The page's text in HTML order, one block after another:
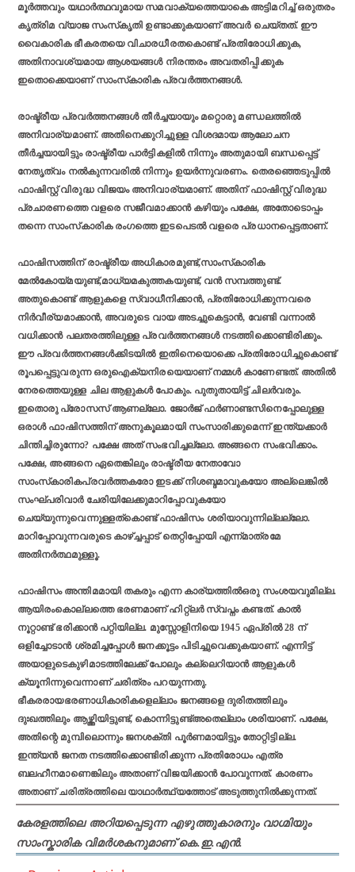
മൂര്‍ത്തവും യഥാര്‍ത്ഥവുമായ സമവാക്യത്തെയാകെ അട്ടിമറിച്ച് ഒരുതരം
കൃത്രിമ വ്യാജ സംസ്‌കൃതി ഉണ്ടാക്കുകയാണ് അവര്‍ ചെയ്തത്. ഈ
വൈകാരിക ഭീകരതയെ വിചാരധീരതകൊണ്ട് പ്രതിരോധിക്കുക,
അതിനാവശ്യമായ ആശയങ്ങള്‍ നിരന്തരം അവതരിപ്പിക്കുക
ഇതൊക്കെയാണ് സാംസ്‌കാരിക പ്രവര്‍ത്തനങ്ങള്‍.
രാഷ്ട്രീയ പ്രവര്‍ത്തനങ്ങള്‍ തീര്‍ച്ചയായും മറ്റൊരു മണ്ഡലത്തില്‍
അനിവാര്യമാണ്. അതിനെക്കുറിച്ചുള്ള വിശദമായ ആലോചന
തീര്‍ച്ചയായിട്ടും രാഷ്ട്രീയ പാര്‍ട്ടികളില്‍ നിന്നും അതുമായി ബന്ധപ്പെട്ട്
നേതൃത്വം നല്‍കുന്നവരില്‍ നിന്നും ഉയര്‍ന്നുവരണം. തെരഞ്ഞെടുപ്പില്‍
ഫാഷിസ്റ്റ് വിരുദ്ധ വിജയം അനിവാര്യമാണ്. അതിന് ഫാഷിസ്റ്റ് വിരുദ്ധ
പ്രചാരണത്തെ വളരെ സജീവമാക്കാന്‍ കഴിയും പക്ഷേ, അതോടൊപ്പം
തന്നെ സാംസ്‌കാരിക രംഗത്തെ ഇടപെടല്‍ വളരെ പ്രധാനപ്പെട്ടതാണ്.
ഫാഷിസത്തിന് രാഷ്ട്രീയ അധികാരമുണ്ട്,സാംസ്‌കാരിക
മേല്‍കോയ്മയുണ്ട്,മാധ്യമകുത്തകയുണ്ട്, വന്‍ സമ്പത്തുണ്ട്.
അതുകൊണ്ട് ആളുകളെ സ്വാധീനിക്കാന്‍, പ്രതിരോധിക്കുന്നവരെ
നിര്‍വീര്യമാക്കാന്‍, അവരുടെ വായ അടച്ചുകെട്ടാന്‍, വേണ്ടി വന്നാല്‍
വധിക്കാന്‍ പലതരത്തിലുള്ള പ്രവര്‍ത്തനങ്ങള്‍ നടത്തിക്കൊണ്ടിരിക്കും.
ഈ പ്രവര്‍ത്തനങ്ങള്‍ക്കിടയില്‍ ഇതിനെയൊക്കെ പ്രതിരോധിച്ചുകൊണ്ട്
രൂപപ്പെട്ടുവരുന്ന ഒരുഐക്യനിരയെയാണ് നമ്മള്‍ കാണേണ്ടത്. അതില്‍
നേരത്തെയുള്ള ചില ആളുകള്‍ പോകും. പുതുതായിട്ട് ചിലര്‍വരും.
ഇതൊരു പ്രോസസ് ആണല്ലോ. ജോർജ് ഫർണാണ്ടസിനെപ്പോലുള്ള
ഒരാൾ ഫാഷിസത്തിന് അനുകൂലമായി സംസാരിക്കുമെന്ന് ഇന്ത്യക്കാര്‍
ചിന്തിച്ചിരുന്നോ? പക്ഷേ അത് സംഭവിച്ചല്ലോ. അങ്ങനെ സംഭവിക്കാം.
പക്ഷേ, അങ്ങനെ ഏതെങ്കിലും രാഷ്ട്രീയ നേതാവോ
സാംസ്‌കാരികപ്രവര്‍ത്തകരോ ഇടക്ക് നിശബ്ദമാവുകയോ അല്ലെങ്കില്‍
സംഘ്പരിവാര്‍ ചേരിയിലേക്കുമാറിപ്പോവുകയോ
ചെയ്യുന്നുവെന്നുള്ളത്‌കൊണ്ട് ഫാഷിസം ശരിയാവുന്നില്ലല്ലോ.
മാറിപ്പോവുന്നവരുടെ കാഴ്ച്ചപ്പാട് തെറ്റിപ്പോയി എന്ന്മാത്രമേ
അതിനര്‍ത്ഥമുള്ളൂ.
ഫാഷിസം അന്തിമമായി തകരും എന്ന കാര്യത്തിൽഒരു സംശയവുമില്ല.
ആയിരംകൊല്ലത്തെ ഭരണമാണ് ഹിറ്റ്ലർ സ്വപ്നം കണ്ടത്. കാല്‍
നൂറ്റാണ്ട് ഭരിക്കാന്‍ പറ്റിയില്ല. മുസ്സോളിനിയെ 1945 ഏപ്രില്‍ 28 ന്
ഒളിച്ചോടാന്‍ ശ്രമിച്ചപ്പോള്‍ ജനക്കൂട്ടം പിടിച്ചുവെക്കുകയാണ്. എന്നിട്ട്
അയാളുടെകുഴിമാടത്തിലേക്ക് പോലും കല്ലെറിയാന്‍ ആളുകള്‍
ക്യൂനിന്നുവെന്നാണ് ചരിത്രം പറയുന്നതു.
ഭീകരരായഭരണാധികാരികളെല്ലാം ജനങ്ങളെ ദുരിതത്തിലും
ദുഃഖത്തിലും ആഴ്ത്തിയിട്ടുണ്ട്, കൊന്നിട്ടുണ്ട്അതെല്ലാം ശരിയാണ്. പക്ഷേ,
അതിന്റെ മുമ്പിലൊന്നും ജനശക്തി പൂര്‍ണമായിട്ടും തോറ്റിട്ടില്ല.
ഇന്ത്യൻ ജനത നടത്തിക്കൊണ്ടിരിക്കുന്ന പ്രതിരോധം എത്ര
ബലഹീനമാണെങ്കിലും അതാണ് വിജയിക്കാന്‍ പോവുന്നത്. കാരണം
അതാണ് ചരിത്രത്തിലെ യാഥാർത്ഥ്യത്തോട് അടുത്തുനില്‍ക്കുന്നത്.
കേരളത്തിലെ അറിയപ്പെടുന്ന എഴുത്തുകാരനും വാഗ്മിയും
സാംസ്കാരിക വിമർശകനുമാണ് കെ.ഇ.എൻ.